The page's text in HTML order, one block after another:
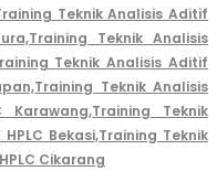
Teknik Analisis Aditif
Training Teknik Analisis
Teknik Analisis Aditif
Training Teknik Analisis
Karawang,Training Teknik
Bekasi,Training Teknik
Cikarang